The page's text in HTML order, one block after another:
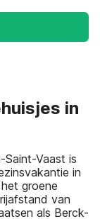
in
Saint-Vaast is
in
groene
van
als Berck-